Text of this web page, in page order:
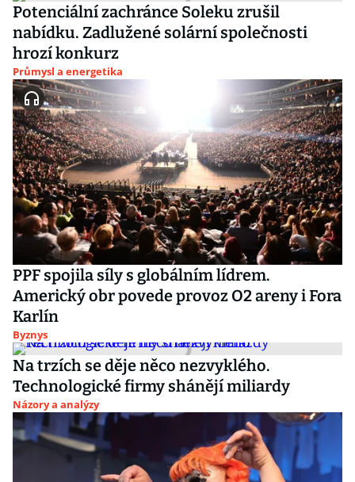
Potenciální zachránce Soleku zrušil
nabídku. Zadlužené solární společnosti
hrozí konkurz
Průmysl a energetika
PPF spojila síly s globálním lídrem.
Americký obr povede provoz O2 areny i Fora
Karlín
Byznys
Na trzích se děje něco nezvyklého.
Technologické firmy shánějí miliardy
Názory a analýzy